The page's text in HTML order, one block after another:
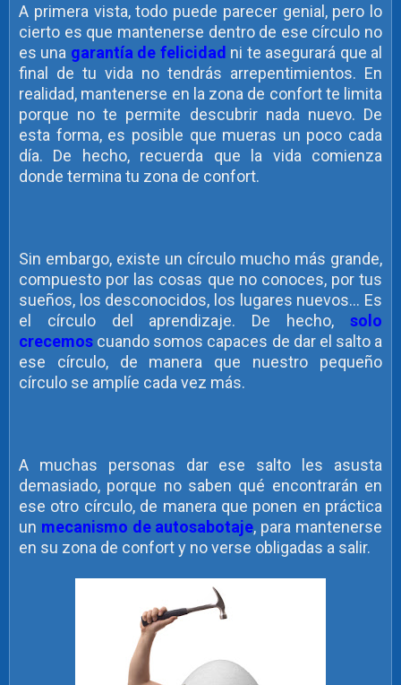
A primera vista, todo puede parecer genial, pero lo
cierto es que mantenerse dentro de ese círculo no
es una garantía de felicidad ni te asegurará que al
final de tu vida no tendrás arrepentimientos. En
realidad, mantenerse en la zona de confort te limita
porque no te permite descubrir nada nuevo. De
esta forma, es posible que mueras un poco cada
día. De hecho, recuerda que la vida comienza
donde termina tu zona de confort.
Sin embargo, existe un círculo mucho más grande,
compuesto por las cosas que no conoces, por tus
sueños, los desconocidos, los lugares nuevos… Es
el círculo del aprendizaje. De hecho, solo
crecemos cuando somos capaces de dar el salto a
ese círculo, de manera que nuestro pequeño
círculo se amplíe cada vez más.
A muchas personas dar ese salto les asusta
demasiado, porque no saben qué encontrarán en
ese otro círculo, de manera que ponen en práctica
un mecanismo de autosabotaje, para mantenerse
en su zona de confort y no verse obligadas a salir.